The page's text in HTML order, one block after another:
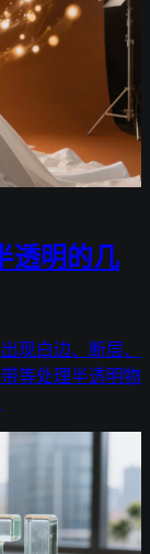
透明的几
现白边、断层、
等处理半透明物